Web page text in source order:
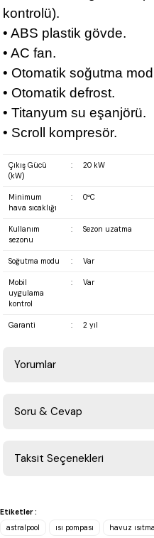
kontrolü).
• ABS plastik gövde.
• AC fan.
• Otomatik soğutma
• Otomatik defrost.
• Titanyum su eşanjörü.
• Scroll kompresör.
Çıkış Gücü
(kW)
: 20 kW
Minimum
hava sıcaklığı
: 0ºC
Kullanım
sezonu
: Sezon uzatma
Soğutma modu : Var
Mobil
uygulama
kontrol
: Var
Garanti : 2 yıl
Yorumlar
Soru & Cevap
Taksit Seçenekleri
Etiketler :
astralpool
ısı pompası havuz